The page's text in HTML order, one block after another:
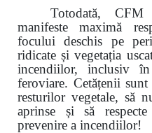
Totodată, CFM
manifeste maximă
focului deschis pe
ridicate și vegetația
incendiilor, inclusiv în
feroviare. Cetățenii
resturilor vegetale, să
aprinse și să
prevenire a incendiilor!